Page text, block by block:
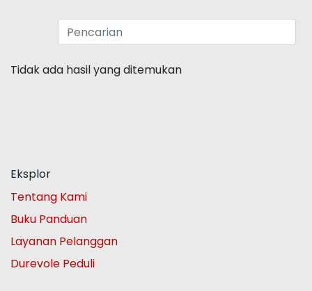
Tidak ada hasil yang ditemukan
Eksplor
Tentang Kami
Buku Panduan
Layanan Pelanggan
Durevole Peduli